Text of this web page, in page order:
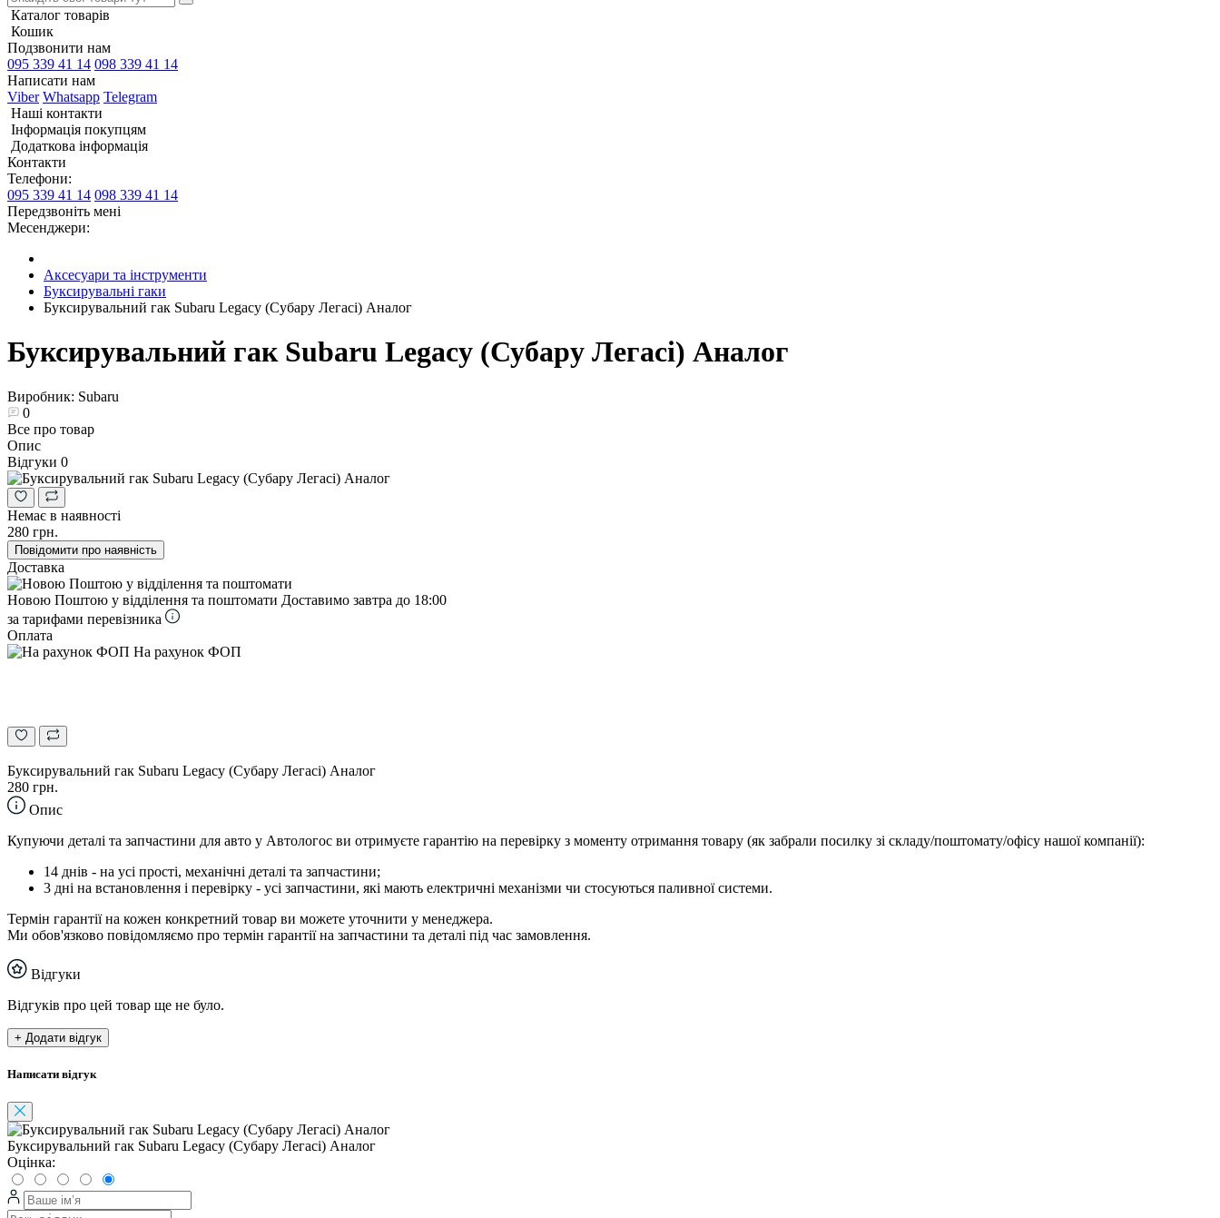
Каталог товарів
Кошик
Подзвонити нам
095 339 41 14 098 339 41 14
Написати нам
Viber Whatsapp Telegram
Наші контакти
Інформація покупцям
Додаткова інформація
Контакти
Телефони:
095 339 41 14 098 339 41 14
Передзвоніть мені
Месенджери:
Аксесуари та інструменти
Буксирувальні гаки
Буксирувальний гак Subaru Legacy (Субару Легасі) Аналог
Буксирувальний гак Subaru Legacy (Субару Легасі) Аналог
Виробник: Subaru
0
Все про товар
Опис
Відгуки 0
Немає в наявності
280 грн.
Повідомити про наявність
Доставка
Новою Поштою у відділення та поштомати Доставимо завтра до 18:00
за тарифами перевізника
Оплата
На рахунок ФОП
Буксирувальний гак Subaru Legacy (Субару Легасі) Аналог
280 грн.
Опис
Купуючи деталі та запчастини для авто у Автологос ви отримуєте гарантію на перевірку з моменту отримання товару (як забрали посилку зі складу/поштомату/офісу нашої компанії):
14 днів - на усі прості, механічні деталі та запчастини;
3 дні на встановлення і перевірку - усі запчастини, які мають електричні механізми чи стосуються паливної системи.
Термін гарантії на кожен конкретний товар ви можете уточнити у менеджера.
Ми обов'язково повідомляємо про термін гарантії на запчастини та деталі під час замовлення.
Відгуки
Відгуків про цей товар ще не було.
+ Додати відгук
Написати відгук
Буксирувальний гак Subaru Legacy (Субару Легасі) Аналог
Оцінка: